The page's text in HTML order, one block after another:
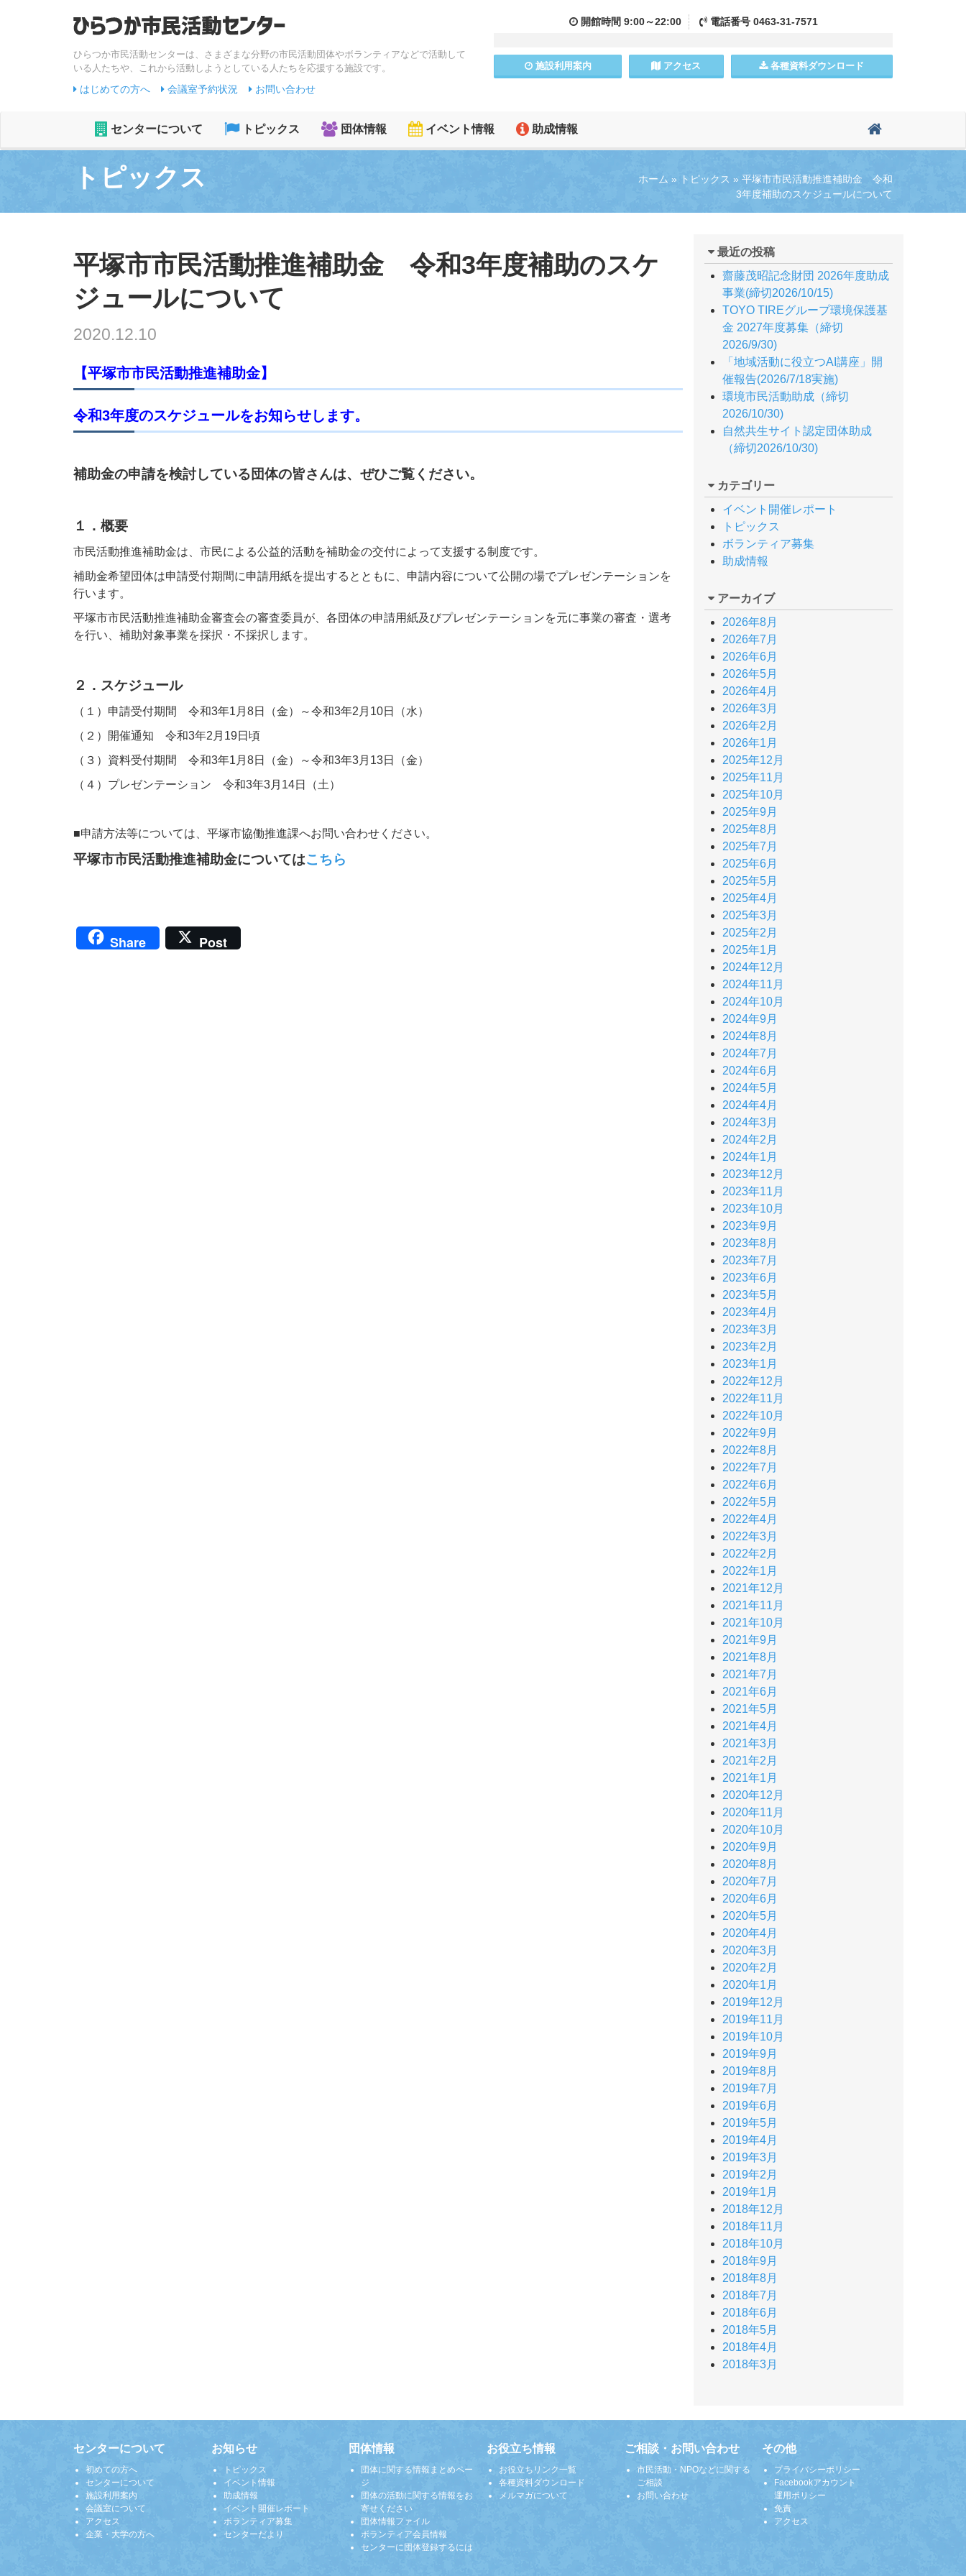
ひらつか市民活動センターは、さまざまな分野の市民活動団体やボランティアなどで活動して
いる人たちや、これから活動しようとしている人たちを応援する施設です。
はじめての方へ 会議室予約状況 お問い合わせ
開館時間 9:00～22:00 電話番号0463-31-7571
施設利用案内 アクセス 各種資料ダウンロード
センターについて トピックス 団体情報 イベント情報 助成情報
ホーム » トピックス » 平塚市市民活動推進補助金 令和
3年度補助のスケジュールについて
トピックス
平塚市市民活動推進補助金 令和3年度補助のスケ
ジュールについて
2020.12.10
【平塚市市民活動推進補助金】
令和3年度のスケジュールをお知らせします。
補助金の申請を検討している団体の皆さんは、ぜひご覧ください。
１．概要
市民活動推進補助金は、市民による公益的活動を補助金の交付によって支援する制度です。
補助金希望団体は申請受付期間に申請用紙を提出するとともに、申請内容について公開の場でプレゼンテーションを
行います。
平塚市市民活動推進補助金審査会の審査委員が、各団体の申請用紙及びプレゼンテーションを元に事業の審査・選考
を行い、補助対象事業を採択・不採択します。
２．スケジュール
（１）申請受付期間 令和3年1月8日（金）～令和3年2月10日（水）
（２）開催通知 令和3年2月19日頃
（３）資料受付期間 令和3年1月8日（金）～令和3年3月13日（金）
（４）プレゼンテーション 令和3年3月14日（土）
■申請方法等については、平塚市協働推進課へお問い合わせください。
平塚市市民活動推進補助金についてはこちら
Share Post
最近の投稿
齋藤茂昭記念財団 2026年度助成
事業(締切2026/10/15)
TOYO TIREグループ環境保護基
金 2027年度募集（締切
2026/9/30)
「地域活動に役立つAI講座」開
催報告(2026/7/18実施)
環境市民活動助成（締切
2026/10/30)
自然共生サイト認定団体助成
（締切2026/10/30)
カテゴリー
イベント開催レポート
トピックス
ボランティア募集
助成情報
アーカイブ
2026年8月
2026年7月
2026年6月
2026年5月
2026年4月
2026年3月
2026年2月
2026年1月
2025年12月
2025年11月
2025年10月
2025年9月
2025年8月
2025年7月
2025年6月
2025年5月
2025年4月
2025年3月
2025年2月
2025年1月
2024年12月
2024年11月
2024年10月
2024年9月
2024年8月
2024年7月
2024年6月
2024年5月
2024年4月
2024年3月
2024年2月
2024年1月
2023年12月
2023年11月
2023年10月
2023年9月
2023年8月
2023年7月
2023年6月
2023年5月
2023年4月
2023年3月
2023年2月
2023年1月
2022年12月
2022年11月
2022年10月
2022年9月
2022年8月
2022年7月
2022年6月
2022年5月
2022年4月
2022年3月
2022年2月
2022年1月
2021年12月
2021年11月
2021年10月
2021年9月
2021年8月
2021年7月
2021年6月
2021年5月
2021年4月
2021年3月
2021年2月
2021年1月
2020年12月
2020年11月
2020年10月
2020年9月
2020年8月
2020年7月
2020年6月
2020年5月
2020年4月
2020年3月
2020年2月
2020年1月
2019年12月
2019年11月
2019年10月
2019年9月
2019年8月
2019年7月
2019年6月
2019年5月
2019年4月
2019年3月
2019年2月
2019年1月
2018年12月
2018年11月
2018年10月
2018年9月
2018年8月
2018年7月
2018年6月
2018年5月
2018年4月
2018年3月
センターについて
初めての方へ
センターについて
施設利用案内
会議室について
アクセス
企業・大学の方へ
お知らせ
トピックス
イベント情報
助成情報
イベント開催レポート
ボランティア募集
センターだより
団体情報
団体に関する情報まとめペー
ジ
団体の活動に関する情報をお
寄せください
団体情報ファイル
ボランティア会員情報
センターに団体登録するには
お役立ち情報
お役立ちリンク一覧
各種資料ダウンロード
メルマガについて
ご相談・お問い合わせ
市民活動・NPOなどに関する
ご相談
お問い合わせ
その他
プライバシーポリシー
Facebookアカウント
運用ポリシー
免責
アクセス